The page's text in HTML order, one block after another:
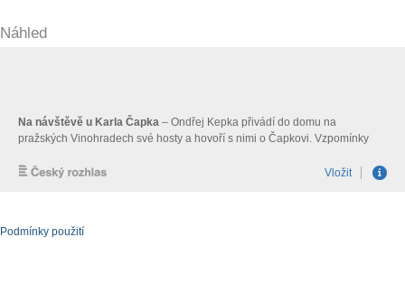
Náhled
Podmínky použití